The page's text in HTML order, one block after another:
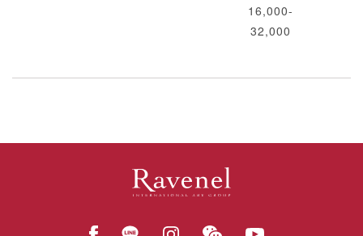
16,000-
32,000